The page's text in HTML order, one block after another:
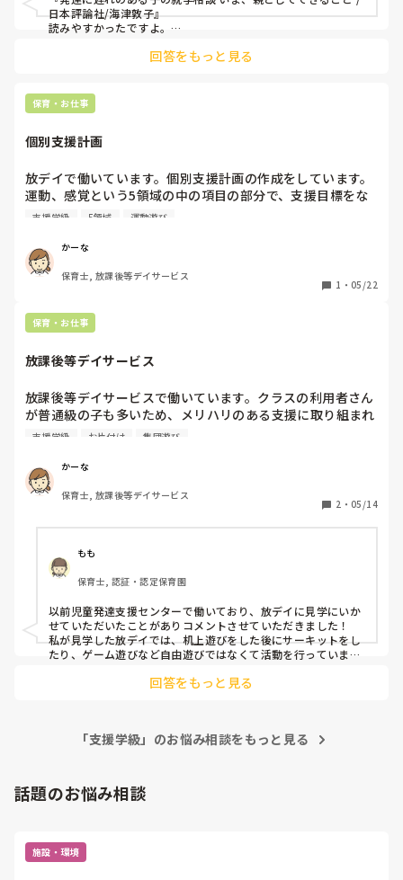
日本評論社/海津敦子』
読みやすかったですよ。
読みやすいと思います。回答をもっと見る
保育・お仕事
個別支援計画
放デイで働いています。個別支援計画の作成をしています。
運動、感覚という5領域の中の項目の部分で、支援目標をな
んて書いていいのか悩んでいます。支援級や普通級の子ども
しいです
支援学級 5領域 運動遊び
かーな
保育士, 放課後等デイサービス
1 ・ 05/22
保育・お仕事
放課後等デイサービス
放課後等デイサービスで働いています。クラスの利用者さん
が普通級の子も多いため、メリハリのある支援に取り組まれ
ています。片付け、集団遊びを時間を決めて毎日行います。
んなことしているのか、ルールなど教えてほしいです。
支援学級 お片付け 集団遊び
かーな
保育士, 放課後等デイサービス
2 ・ 05/14
もも
保育士, 認証・認定保育園
以前児童発達支援センターで働いており、放デイに見学にいか
せていただいたことがありコメントさせていただきました！
私が見学した放デイでは、机上遊びをした後にサーキットをし
たり、ゲーム遊びなど自由遊びではなくて活動を行っていまし
それぞれできることは違うので、机上といってもお絵かきの子
ゲーム遊びでは、“帽子被せゲーム”や“椅子取りゲーム”をして
回答をもっと見る
「支援学級」のお悩み相談をもっと見る
話題のお悩み相談
施設・環境